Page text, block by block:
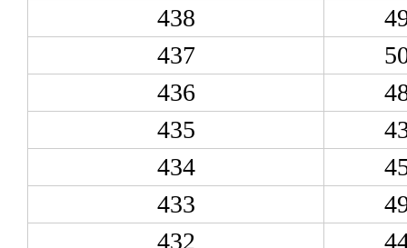
438
437
436
435
434
433
432